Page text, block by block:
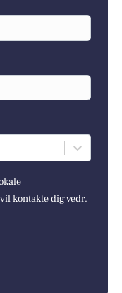
kontakte dig vedr.